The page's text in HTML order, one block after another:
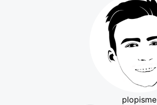
plopisme